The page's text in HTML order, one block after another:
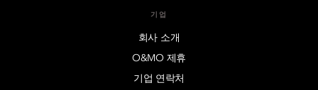
기업
회사 소개
O&MO 제휴
기업 연락처